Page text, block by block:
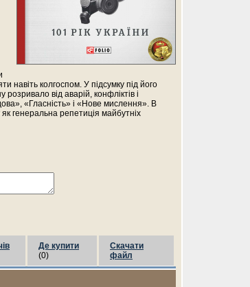
навіть колгоспом. У підсумку під його
від аварій, конфліктів і
«Гласність» і «Нове мислення». В
як генеральна репетиція майбутніх
Де купити
(0)
Скачати
файл